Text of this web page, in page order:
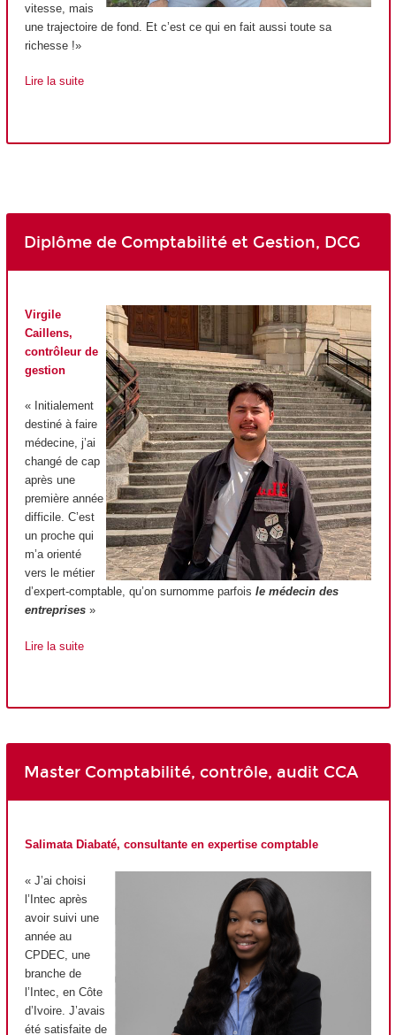
vitesse, mais
une trajectoire de fond. Et c’est ce qui en fait aussi toute sa
richesse !»
Lire la suite
Diplôme de Comptabilité et Gestion, DCG
Virgile
Caillens,
contrôleur de
gestion
« Initialement
destiné à faire
médecine, j’ai
changé de cap
après une
première année
difficile. C’est
un proche qui
m’a orienté
vers le métier
d’expert-comptable, qu’on surnomme parfois le médecin des
entreprises »
Lire la suite
Master Comptabilité, contrôle, audit CCA
Salimata Diabaté, consultante en expertise comptable
« J’ai choisi
l’Intec après
avoir suivi une
année au
CPDEC, une
branche de
l’Intec, en Côte
d’Ivoire. J’avais
été satisfaite de